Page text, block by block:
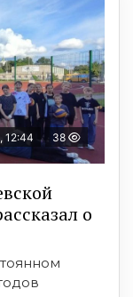
12:44 38
о